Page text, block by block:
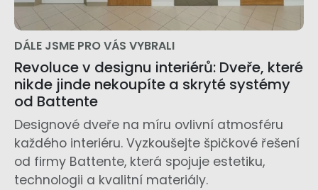
DÁLE JSME PRO VÁS VYBRALI
Revoluce v designu interiérů: Dveře, které
nikde jinde nekoupíte a skryté systémy
od Battente
Designové dveře na míru ovlivní atmosféru
každého interiéru. Vyzkoušejte špičkové řešení
od firmy Battente, která spojuje estetiku,
technologii a kvalitní materiály.